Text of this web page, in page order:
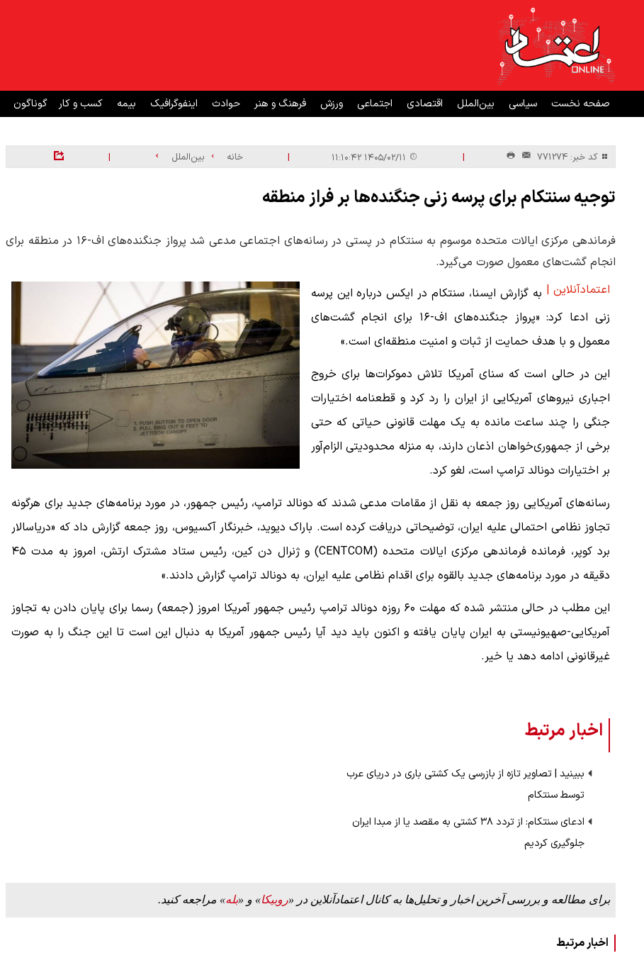
صفحه نخست سیاسی بین‌الملل اقتصادی اجتماعی ورزش فرهنگ و هنر حوادث اینفوگرافیک بیمه کسب و کار گوناگون
کد خبر: 771274 |
| خانه بین‌الملل |
توجیه سنتکام برای پرسه زنی جنگنده‌ها بر فراز منطقه
فرماندهی مرکزی ایالات متحده موسوم به سنتکام در پستی در رسانه‌های اجتماعی مدعی شد پرواز جنگنده‌های اف-۱۶ در منطقه برای
انجام گشت‌های معمول صورت می‌گیرد.
اعتمادآنلاین | به گزارش ایسنا، سنتکام در ایکس درباره این پرسه
زنی ادعا کرد: «پرواز جنگنده‌های اف-۱۶ برای انجام گشت‌های
معمول و با هدف حمایت از ثبات و امنیت منطقه‌ای است.»
این در حالی است که سنای آمریکا تلاش دموکرات‌ها برای خروج
اجباری نیروهای آمریکایی از ایران را رد کرد و قطعنامه اختیارات
جنگی را چند ساعت مانده به یک مهلت قانونی حیاتی که حتی
برخی از جمهوری‌خواهان اذعان دارند، به منزله محدودیتی الزام‌آور
بر اختیارات دونالد ترامپ است، لغو کرد.
رسانه‌های آمریکایی روز جمعه به نقل از مقامات مدعی شدند که دونالد ترامپ، رئیس جمهور، در مورد برنامه‌های جدید برای هرگونه
تجاوز نظامی احتمالی علیه ایران، توضیحاتی دریافت کرده است. باراک دیوید، خبرنگار آکسیوس، روز جمعه گزارش داد که «دریاسالار
برد کوپر، فرمانده فرماندهی مرکزی ایالات متحده (CENTCOM) و ژنرال دن کین، رئیس ستاد مشترک ارتش، امروز به مدت ۴۵
دقیقه در مورد برنامه‌های جدید بالقوه برای اقدام نظامی علیه ایران، به دونالد ترامپ گزارش دادند.»
این مطلب در حالی منتشر شده که مهلت ۶۰ روزه دونالد ترامپ رئیس جمهور آمریکا امروز (جمعه) رسما برای پایان دادن به تجاوز
آمریکایی-صهیونیستی به ایران پایان یافته و اکنون باید دید آیا رئیس جمهور آمریکا به دنبال این است تا این جنگ را به صورت
غیرقانونی ادامه دهد یا خیر.
اخبار مرتبط
ببینید | تصاویر تازه از بازرسی یک کشتی باری در دریای عرب
توسط سنتکام
ادعای سنتکام: از تردد ۳۸ کشتی به مقصد یا از مبدا ایران
جلوگیری کردیم
برای مطالعه و بررسی آخرین اخبار و تحلیل‌ها به کانال اعتمادآنلاین در «روبیکا» و «بله» مراجعه کنید.
اخبار مرتبط